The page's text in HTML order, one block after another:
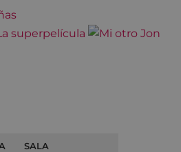
SALA